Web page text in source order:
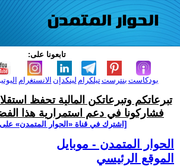
تابعونا على:
الانستغرام لينكدإن تيلكرامبنترست بودكاست
تبرعاتكم وتبرعاتكن المالية تحفظ
فشاركونا في دعم استمرارية هذا
[اشترك في قناة ‫«الحوار المتمدن» على
الحوار المتمدن - موبايل
الموقع الرئيسي